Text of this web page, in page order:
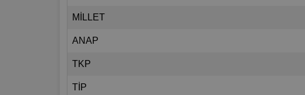
MİLLET
ANAP
TKP
TİP